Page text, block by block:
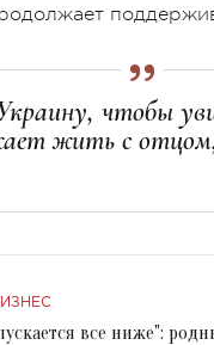
чтобы
жить с
все ниже":